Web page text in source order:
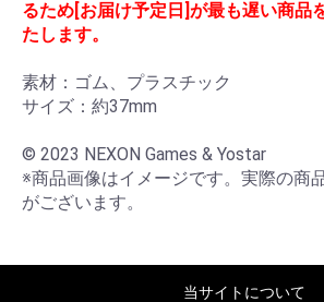
るため[お届け予定日]が最も遅い商品
たします。
素材：ゴム、プラスチック
サイズ：約37mm
© 2023 NEXON Games & Yostar
※商品画像はイメージです。実際の商
がございます。
当サイトについて